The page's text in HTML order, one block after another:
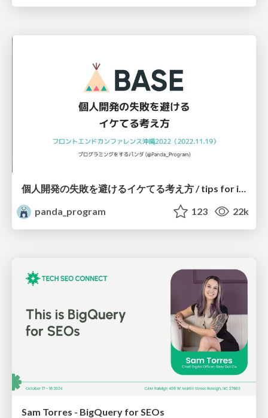
個人開発の失敗を避けるイケてる考え方 / tips for indie hackers
panda_program
123 22k
Sam Torres - BigQuery for SEOs